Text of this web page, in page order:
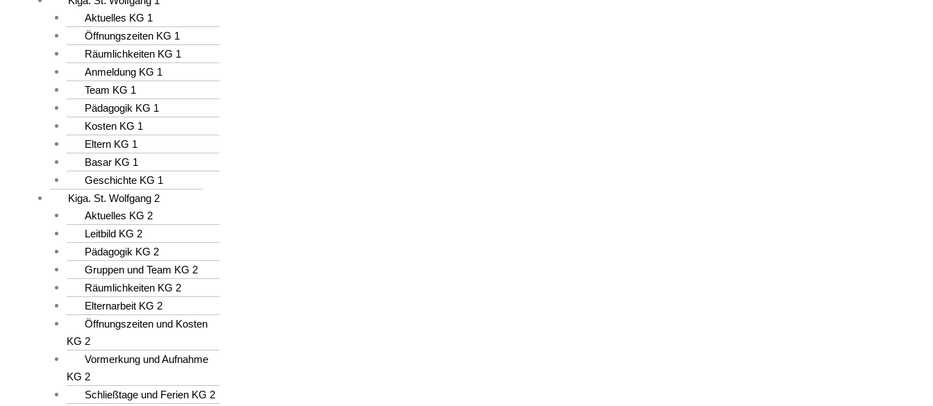
Aktuelles KG 1
Öffnungszeiten KG 1
Räumlichkeiten KG 1
Anmeldung KG 1
Team KG 1
Pädagogik KG 1
Kosten KG 1
Eltern KG 1
Basar KG 1
Geschichte KG 1
Kiga. St. Wolfgang 2
Aktuelles KG 2
Leitbild KG 2
Pädagogik KG 2
Gruppen und Team KG 2
Räumlichkeiten KG 2
Elternarbeit KG 2
Öffnungszeiten und Kosten
KG 2
Vormerkung und Aufnahme
KG 2
Schließtage und Ferien KG 2